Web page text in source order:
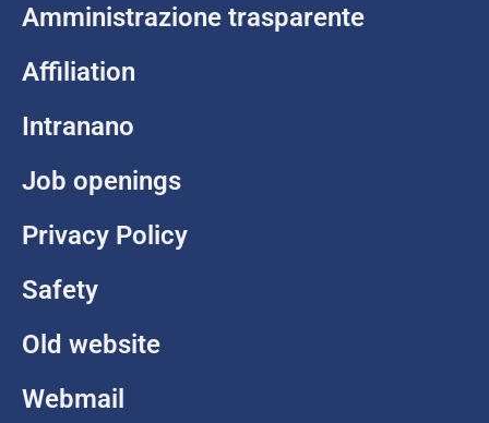
Amministrazione trasparente
Affiliation
Intranano
Job openings
Privacy Policy
Safety
Old website
Webmail